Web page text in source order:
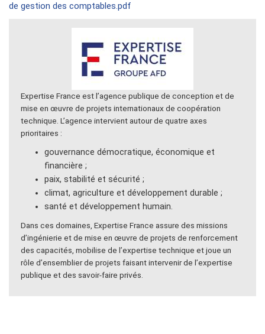
de gestion des comptables.pdf
Expertise France est l’agence publique de conception et de
mise en œuvre de projets internationaux de coopération
technique. L’agence intervient autour de quatre axes
prioritaires :
gouvernance démocratique, économique et
financière ;
paix, stabilité et sécurité ;
climat, agriculture et développement durable ;
santé et développement humain.
Dans ces domaines, Expertise France assure des missions
d’ingénierie et de mise en œuvre de projets de renforcement
des capacités, mobilise de l’expertise technique et joue un
rôle d’ensemblier de projets faisant intervenir de l’expertise
publique et des savoir-faire privés.